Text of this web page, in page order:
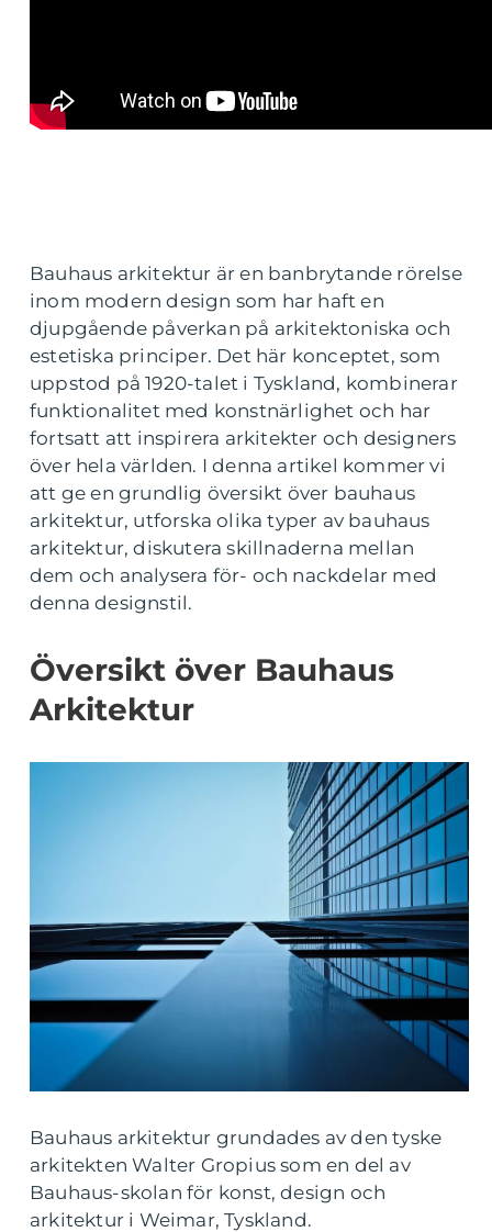
Bauhaus arkitektur är en banbrytande rörelse
inom modern design som har haft en
djupgående påverkan på arkitektoniska och
estetiska principer. Det här konceptet, som
uppstod på 1920-talet i Tyskland, kombinerar
funktionalitet med konstnärlighet och har
fortsatt att inspirera arkitekter och designers
över hela världen. I denna artikel kommer vi
att ge en grundlig översikt över bauhaus
arkitektur, utforska olika typer av bauhaus
arkitektur, diskutera skillnaderna mellan
dem och analysera för- och nackdelar med
denna designstil.
Översikt över Bauhaus
Arkitektur
Bauhaus arkitektur grundades av den tyske
arkitekten Walter Gropius som en del av
Bauhaus-skolan för konst, design och
arkitektur i Weimar, Tyskland.